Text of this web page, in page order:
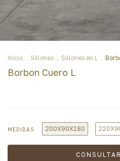
Inicio . Sillones . Sillones en L .
Borbon Cuero L
MEDIDAS 200X90X180